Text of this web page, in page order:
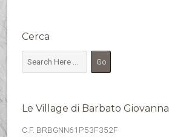
Cerca
Le Village di Barbato Giovanna
C.F. BRBGNN61P53F352F